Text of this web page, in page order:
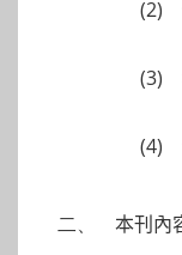
(2)
(3)
(4)
二、 本刊內